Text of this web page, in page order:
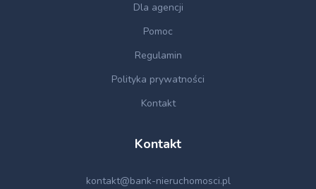
Dla agencji
Pomoc
Regulamin
Polityka prywatności
Kontakt
Kontakt
kontakt@bank-nieruchomosci.pl